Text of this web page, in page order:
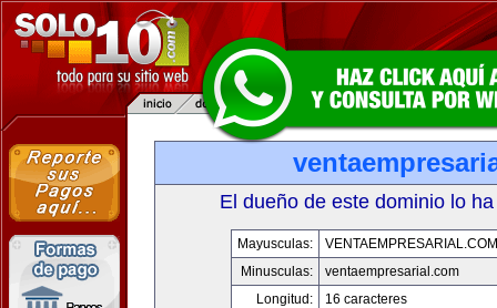
El dueño de este dominio lo
Mayusculas:
VENTAEMPRESARIAL.COM
Minusculas:
ventaempresarial.com
Longitud:
16 caracteres